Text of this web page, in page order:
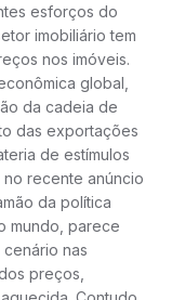
esforços do
imobiliário tem
nos imóveis.
global,
da cadeia de
das exportações
de estímulos
no recente anúncio
da política
mundo, parece
nas
preços,